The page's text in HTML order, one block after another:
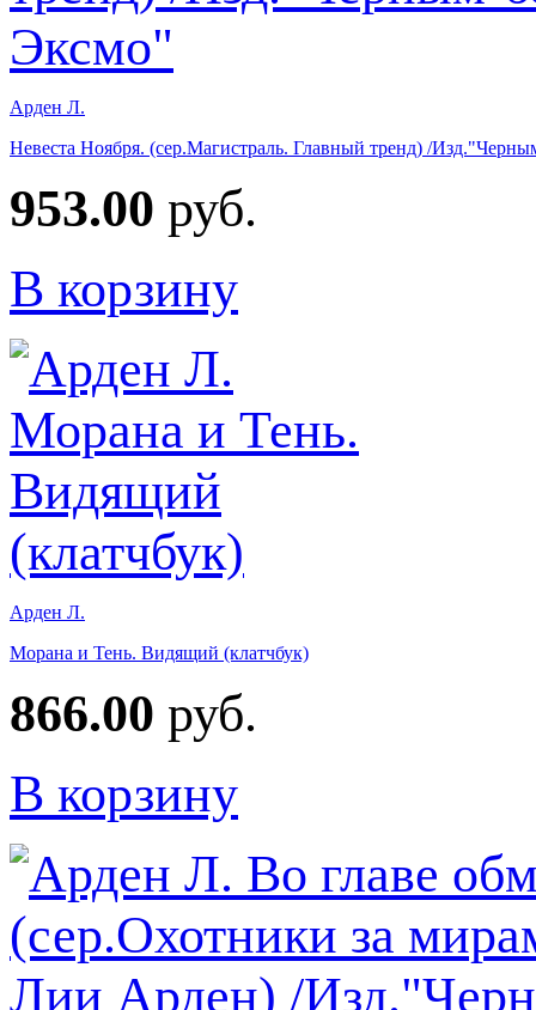
Арден Л.
Невеста Ноября. (сер.Магистраль. Главный тренд) /
953.00 руб.
В корзину
Арден Л.
Морана и Тень. Видящий (клатчбук)
866.00 руб.
В корзину